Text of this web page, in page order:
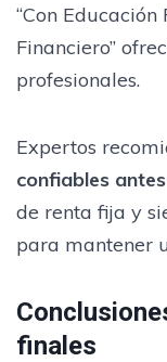
“Con
Financiero”
profesionales.
Expertos
confiables
de renta fija y
para mantener
finales